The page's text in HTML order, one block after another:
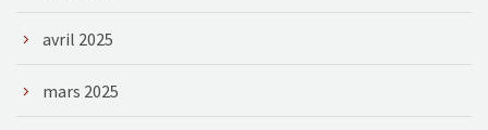
avril 2025
mars 2025